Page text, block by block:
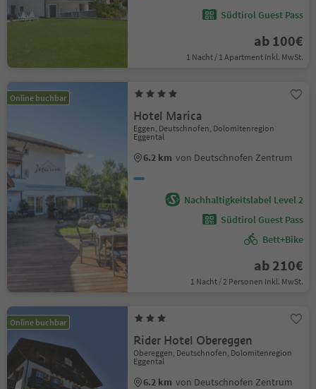
Südtirol Guest Pass
ab 100€
1 Nacht / 1 Apartment Inkl. MwSt.
Online buchbar
Hotel Marica
Eggen, Deutschnofen, Dolomitenregion
Eggental
6.2 km von Deutschnofen Zentrum
Nachhaltigkeitslabel Level 2
Südtirol Guest Pass
Bett+Bike
ab 210€
1 Nacht / 2 Personen Inkl. MwSt.
Online buchbar
Rider Hotel Obereggen
Obereggen, Deutschnofen, Dolomitenregion
Eggental
6.2 km von Deutschnofen Zentrum